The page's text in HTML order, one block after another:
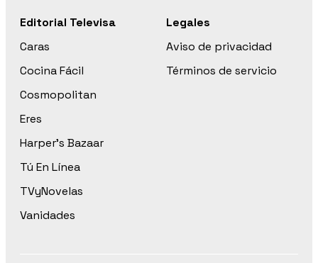
Editorial Televisa
Caras
Cocina Fácil
Cosmopolitan
Eres
Harper’s Bazaar
Tú En Línea
TVyNovelas
Vanidades
Legales
Aviso de privacidad
Términos de servicio